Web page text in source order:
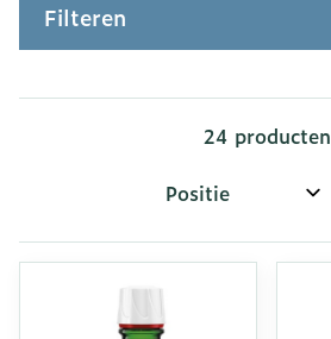
Filteren
24 producten
Sorteer op: